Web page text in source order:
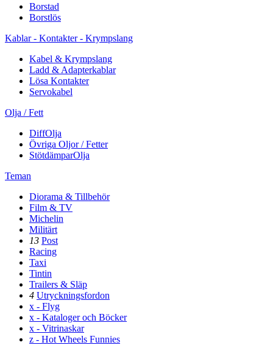
Borstad
Borstlös
Kablar - Kontakter - Krympslang
Kabel & Krympslang
Ladd & Adapterkablar
Lösa Kontakter
Servokabel
Olja / Fett
DiffOlja
Övriga Oljor / Fetter
StötdämparOlja
Teman
Diorama & Tillbehör
Film & TV
Michelin
Militärt
13 Post
Racing
Taxi
Tintin
Trailers & Släp
4 Utryckningsfordon
x - Flyg
x - Kataloger och Böcker
x - Vitrinaskar
z - Hot Wheels Funnies